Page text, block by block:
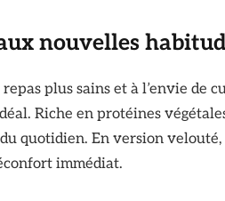
nouvelles
plus sains et à l’envie de
Riche en protéines
quotidien. En version
immédiat.